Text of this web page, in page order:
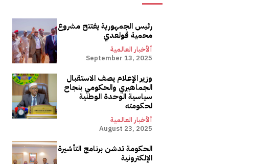
رئيس الجمهورية يفتتح مشروع
محمية قولعدي
ألأخبار العالمية
September 13, 2025
وزير الإعلام يصف الاستقبال
الجماهيري والحكومي بنجاح
سياسية الوحدة الوطنية
لحكومته
ألأخبار العالمية
August 23, 2025
الحكومة تدشن برنامج التأشيرة
الإلكترونية